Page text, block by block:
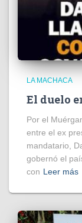
LA MACHACA
El duelo
Por el
entre el ex
mandatario,
gobernó el
con Leer más